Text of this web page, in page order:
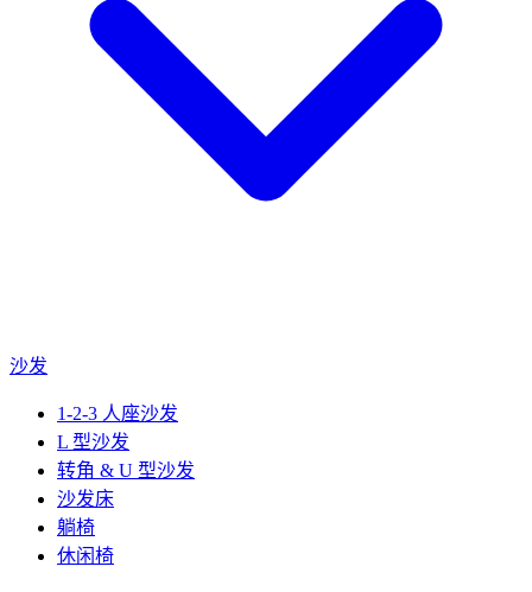
沙发
1-2-3 人座沙发
L 型沙发
转角 & U 型沙发
沙发床
躺椅
休闲椅